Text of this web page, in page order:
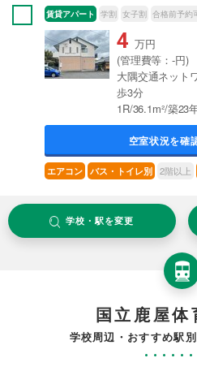
賃貸アパート 学割 女子割 合格前予約
4 万円
(管理費等：-円)
大隅交通ネット
歩3分
1R/36.1m²/築23
空室状況を確
エアコン バス・トイレ別 2階以上
学校・駅を変更
国立鹿屋体
学校周辺・おすすめ駅